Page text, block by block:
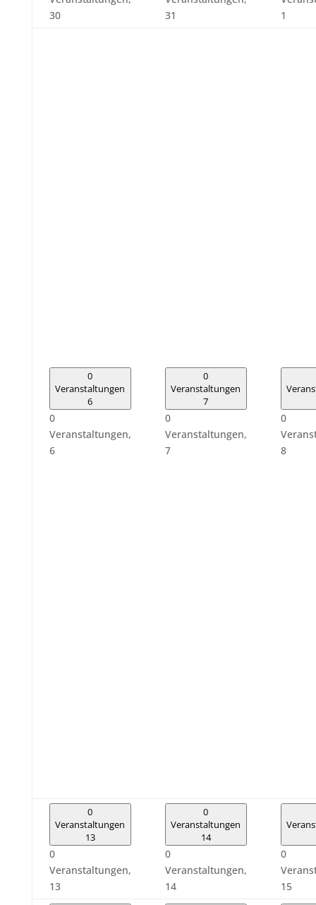
30
31
1
0
Veranstaltungen
6
0
Veranstaltungen,
6
0
Veranstaltungen
7
0
Veranstaltungen,
7
0
8
0
Veranstaltungen
13
0
Veranstaltungen,
13
0
Veranstaltungen
14
0
Veranstaltungen,
14
0
15